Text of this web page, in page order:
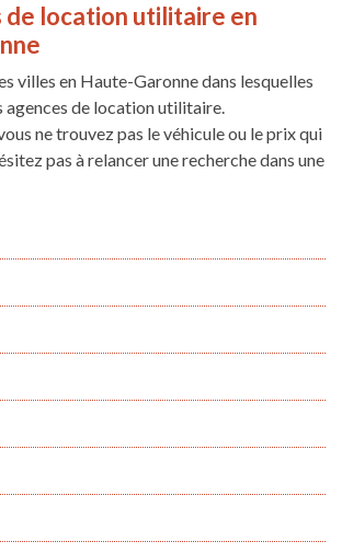
de location utilitaire en
villes en Haute-Garonne dans lesquelles
agences de location utilitaire.
ne trouvez pas le véhicule ou le prix qui
pas à relancer une recherche dans une